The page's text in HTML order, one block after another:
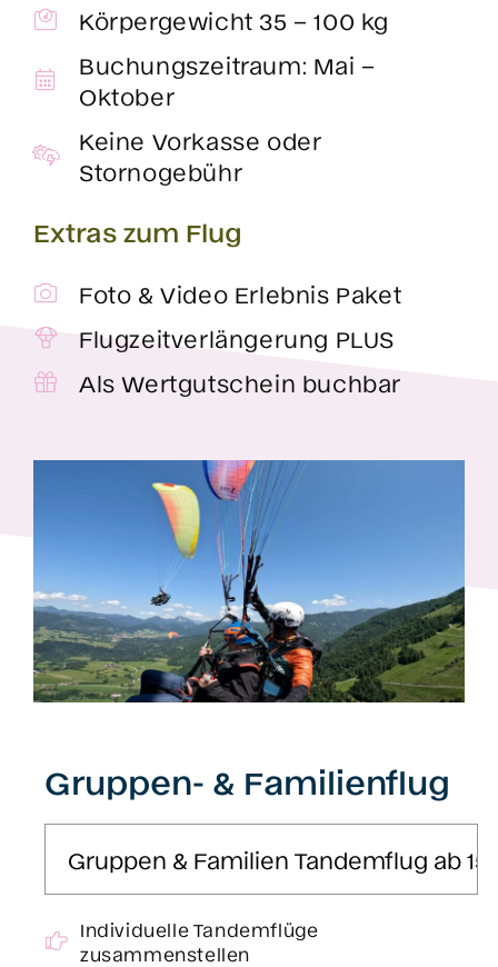
Körpergewicht 35 – 100 kg
Buchungszeitraum: Mai –
Oktober
Keine Vorkasse oder
Stornogebühr
Extras zum Flug
Foto & Video Erlebnis Paket
Flugzeitverlängerung PLUS
Als Wertgutschein buchbar
Gruppen- & Familienflug
Individuelle Tandemflüge
zusammenstellen